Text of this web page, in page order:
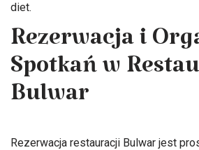
diet.
Rezerwacja i
Spotkań w
Bulwar
Rezerwacja restauracji Bulwar jest